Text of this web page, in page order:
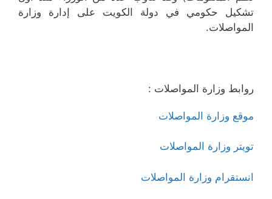
تشكيل حكومي في دولة الكويت على إدارة وزارة
المواصلات.
روابط وزارة المواصلات :
موقع وزارة المواصلات
تويتر وزارة المواصلات
انستقرام وزارة المواصلات